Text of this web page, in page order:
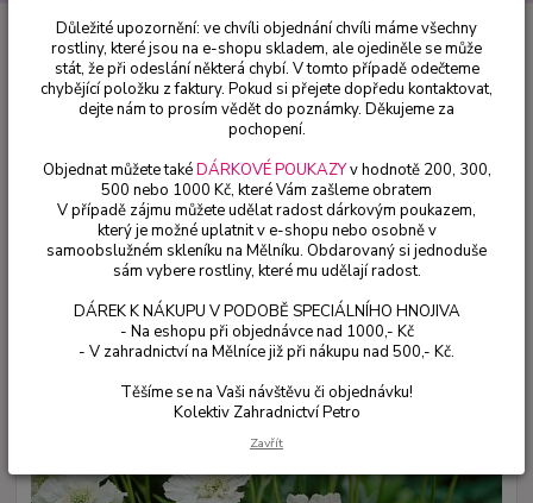
Trvalky Scabiosa causacisa- hlaváč kavkazský bílý - 1 ks
Scabiosa causacisa- hlaváč
kavkazský bílý - 1 ks
Důležité upozornění: ve chvíli objednání chvíli máme všechny
rostliny, které jsou na e-shopu skladem, ale ojediněle se může
stát, že při odeslání některá chybí. V tomto případě odečteme
chybějící položku z faktury. Pokud si přejete dopředu kontaktovat,
dejte nám to prosím vědět do poznámky. Děkujeme za
pochopení.
Objednat můžete takéDÁRKOVÉ POUKAZYv hodnotě 200, 300,
500 nebo 1000 Kč, které Vám zašleme obratem
V případě zájmu můžete udělat radost dárkovým poukazem,
který je možné uplatnit v e-shopu nebo osobně v
samoobslužném skleníku na Mělníku. Obdarovaný si jednoduše
sám vybere rostliny, které mu udělají radost.
DÁREK K NÁKUPU V PODOBĚ SPECIÁLNÍHO HNOJIVA
- Na eshopu při objednávce nad 1000,- Kč
- V zahradnictví na Mělníce již při nákupu nad 500,- Kč.
Těšíme se na Vaši návštěvu či objednávku!
Kolektiv Zahradnictví Petro
Zavřít